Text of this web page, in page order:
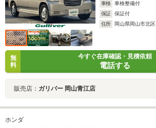
車検
車検整備付
保証
保証付
住所
岡山県岡山市北区
無
料
今すぐ在庫確認・見積依頼
電話する
販売店： ガリバー 岡山青江店
ホンダ